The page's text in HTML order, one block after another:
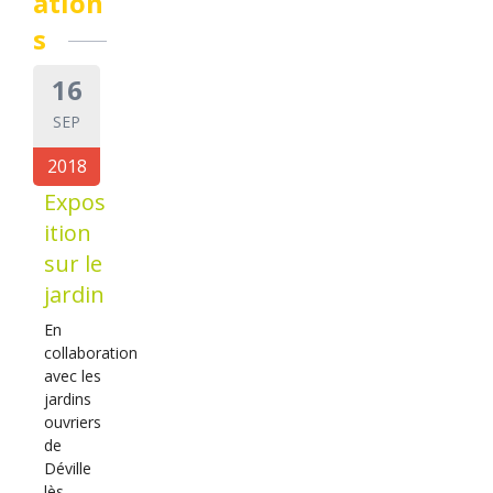
s
16
SEP
2018
Expos
ition
sur le
jardin
En
collaboration
avec les
jardins
ouvriers
de
Déville